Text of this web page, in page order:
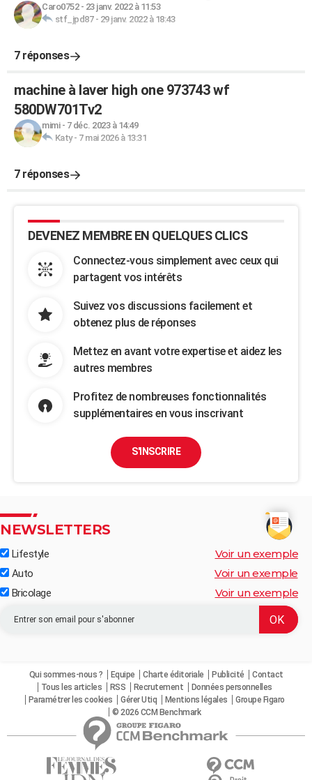
Caro0752- 23 janv. 2022 à 11:53
stf_jpd87- 29 janv. 2022 à 18:43
7 réponses
machine à laver high one 973743 wf
580DW701Tv2
mimi- 7 déc. 2023 à 14:49
Katy- 7 mai 2026 à 13:31
7 réponses
DEVENEZ MEMBRE EN QUELQUES CLICS
Connectez-vous simplement avec ceux qui
partagent vos intérêts
Suivez vos discussions facilement et
obtenez plus de réponses
Mettez en avant votre expertise et aidez les
autres membres
Profitez de nombreuses fonctionnalités
supplémentaires en vous inscrivant
S'INSCRIRE
NEWSLETTERS
Lifestyle Voir un exemple
Auto Voir un exemple
Bricolage Voir un exemple
Qui sommes-nous ? Equipe Charte éditoriale Publicité
Contact
Tous les articles
RSS Recrutement
Données personnelles
Paramétrer les cookies
Gérer Utiq Mentions légales
Groupe Figaro
© 2026 CCM Benchmark